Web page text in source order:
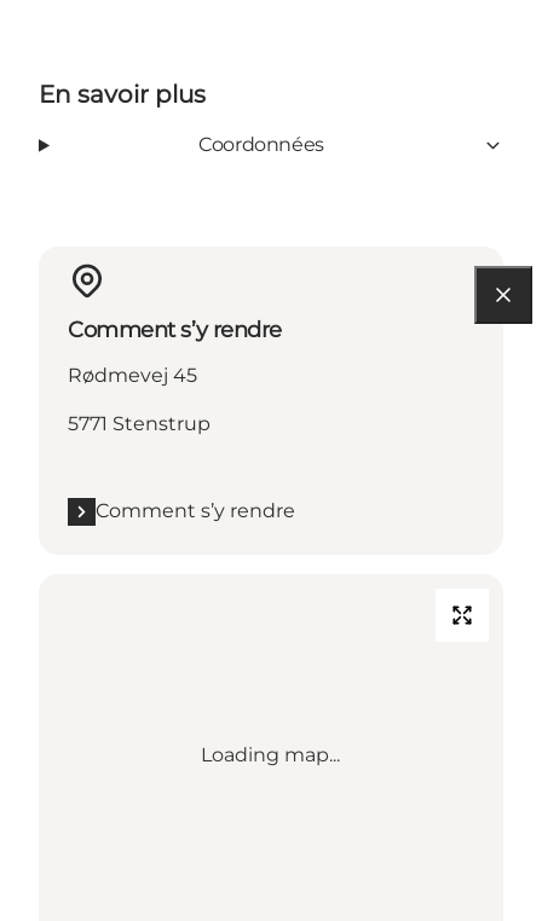
En savoir plus
Coordonnées
Comment s’y rendre
Rødmevej 45
5771 Stenstrup
Comment s’y rendre
Loading map...